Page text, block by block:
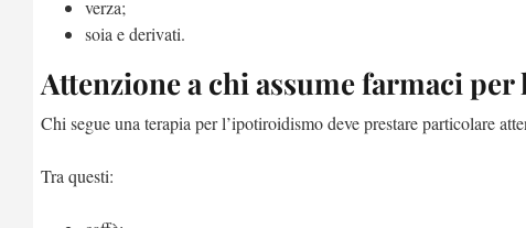
verza;
soia e derivati.
Attenzione a chi assume farmaci
Chi segue una terapia per l’ipotiroidismo deve prestare particolare
Tra questi: